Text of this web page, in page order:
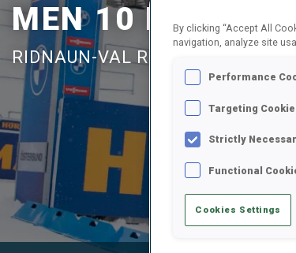
MEN 10 KM
RIDNAUN-VAL RIDANNA
By clicking “Accept All
navigation, analyze site
Performance
Targeting
Strictly
Functional
Cookies Settings